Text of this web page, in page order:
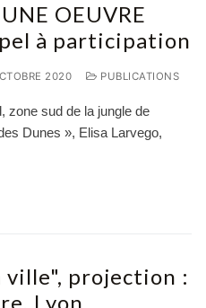
OEUVRE
à participation
2020 PUBLICATIONS
zone sud de la jungle de
Dunes », Elisa Larvego,
ville", projection :
Lyon